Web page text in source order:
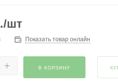
/шт
Показать товар онлайн
В КОРЗИНУ